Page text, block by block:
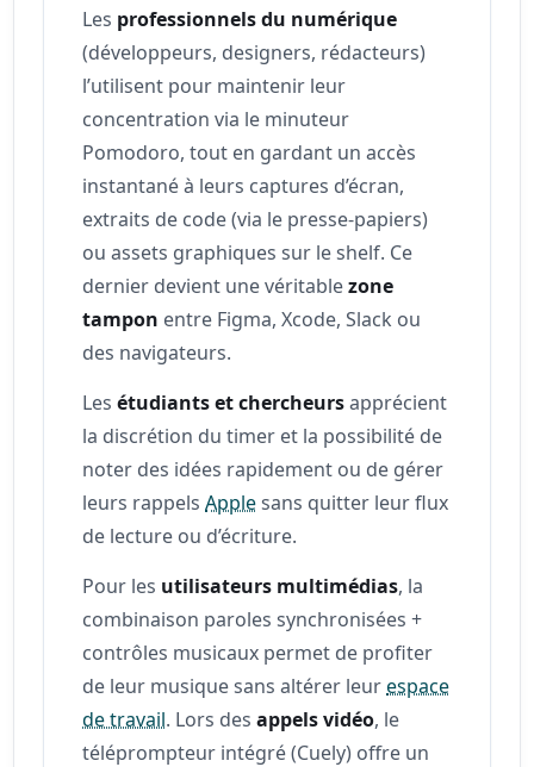
Les professionnels du numérique
(développeurs, designers, rédacteurs)
l’utilisent pour maintenir leur
concentration via le minuteur
Pomodoro, tout en gardant un accès
instantané à leurs captures d’écran,
extraits de code (via le presse‑papiers)
ou assets graphiques sur le shelf. Ce
dernier devient une véritablezone
tampon entre Figma, Xcode, Slack ou
des navigateurs.
Lesétudiants et chercheursapprécient
la discrétion du timer et la possibilité de
noter des idées rapidement ou de gérer
leurs rappelsApplesans quitter leur flux
de lecture ou d’écriture.
Pour les utilisateurs multimédias, la
combinaison paroles synchronisées +
contrôles musicaux permet de profiter
de leur musique sans altérer leurespace
de travail. Lors desappels vidéo, le
téléprompteur intégré (Cuely) offre un